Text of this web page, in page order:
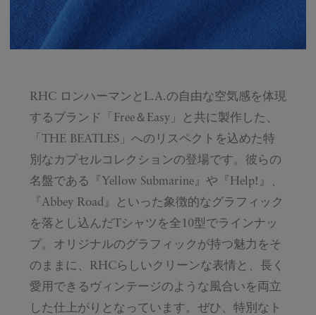
RHC ロンハーマンとL.A.の自由な空気感を体現
するブランド「Free＆Easy」と共に製作した、
「THE BEATLES」へのリスペクトを込めた特
別なカプセルコレクションの登場です。彼らの
名盤である『Yellow Submarine』や『Help!』、
『Abbey Road』といった象徴的なグラフィック
を落とし込んだTシャツを全10型でラインナッ
プ。オリジナルのグラフィックが持つ魅力をそ
のままに、RHCらしいクリーンな表情と、長く
愛用できるヴィンテージのような風合いを両立
した仕上がりとなっています。ぜひ、特別なト